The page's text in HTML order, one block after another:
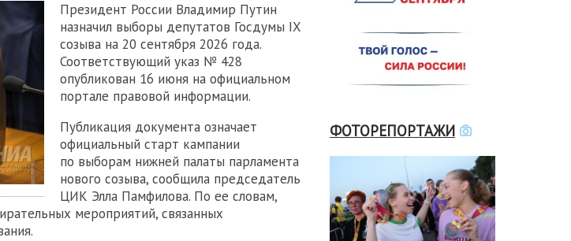
Президент России Владимир Путин
назначил выборы депутатов Госдумы IX
созыва на 20 сентября 2026 года.
Соответствующий указ № 428
опубликован 16 июня на официальном
портале правовой информации.
Публикация документа означает
официальный старт кампании
по выборам нижней палаты парламента
нового созыва, сообщила председатель
ЦИК Элла Памфилова. По ее словам,
мероприятий, связанных
ФОТОРЕПОРТАЖИ